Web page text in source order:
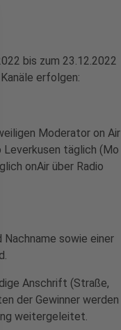
bis zum 23.12.2022
erfolgen:
Moderator on Air
Leverkusen täglich (Mo
onAir über Radio
sowie einer
Anschrift (Straße,
der Gewinner werden
weitergeleitet.